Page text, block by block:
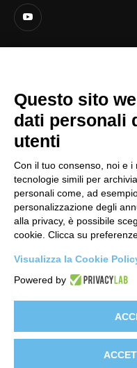
Menu
Home
Shop
Video
Contattaci
Informativa Fornitori
Clienti e-commerce
Questo sito
dati personali
utenti
Con il tuo consenso, noi e
tecnologie simili per
personali come, ad
personalizzazione degli
alla privacy, è possibile
cookie. Clicca su
Visualizza la Cookie
Powered by